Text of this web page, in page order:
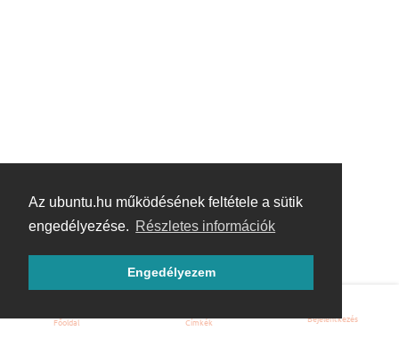
Az ubuntu.hu működésének feltétele a sütik
engedélyezése. Részletes információk
Engedélyezem
Főoldal Címkék Bejelentkezés